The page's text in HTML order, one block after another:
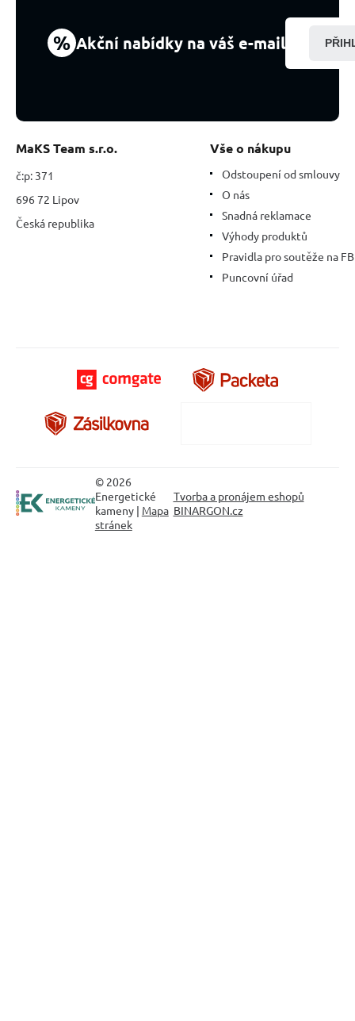
-
17
cestovatelů
a
milovníků
% Akční nabídky na váš e-mail
MaKS Team s.r.o.
č:p: 371
696 72 Lipov
Česká republika
Vše o nákupu
Odstoupení od smlouvy
O nás
Snadná reklamace
Výhody produktů
Pravidla pro soutěže na FB
Puncovní úřad
© 2026
Energetické
kameny | Mapa
stránek
Tvorba a pronájem eshopů
BINARGON.cz